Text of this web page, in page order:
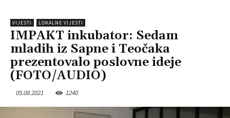
VIJESTI LOKALNE VIJESTI
IMPAKT inkubator: Sedam
mladih iz Sapne i Teočaka
prezentovalo poslovne ideje
(FOTO/AUDIO)
05.08.2021 1240